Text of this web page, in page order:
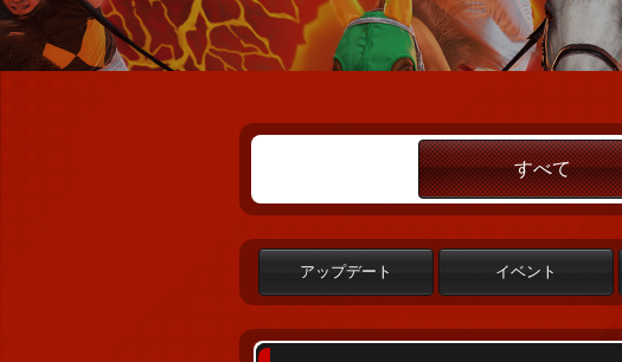
すべて
アップデート イベント